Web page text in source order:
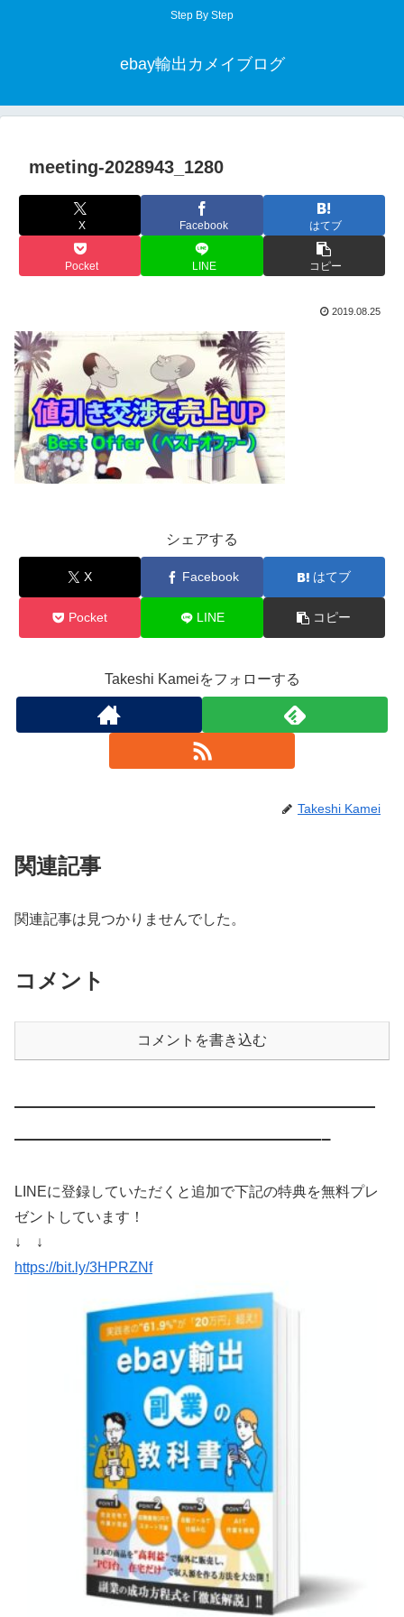
Step By Step
ebay輸出カメイブログ
meeting-2028943_1280
X Facebook はてブ
Pocket LINE コピー
2019.08.25
シェアする
X Facebook はてブ
Pocket LINE コピー
Takeshi Kameiをフォローする
Takeshi Kamei
関連記事
関連記事は見つかりませんでした。
コメント
コメントを書き込む
————————————————————
—————————————————–
LINEに登録していただくと追加で下記の特典を無料プレ
ゼントしています！
↓ ↓
https://bit.ly/3HPRZNf